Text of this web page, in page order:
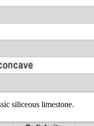
siliceous limestone.